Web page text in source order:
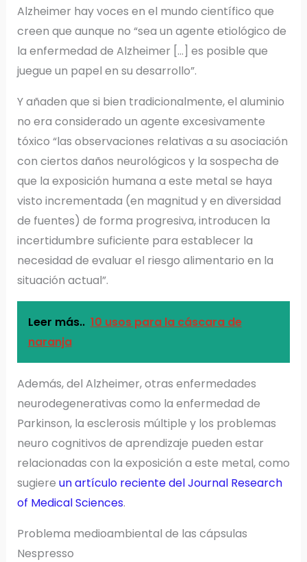
Alzheimer hay voces en el mundo científico que
creen que aunque no “sea un agente etiológico de
la enfermedad de Alzheimer […] es posible que
juegue un papel en su desarrollo”.
Y añaden que si bien tradicionalmente, el aluminio
no era considerado un agente excesivamente
tóxico “las observaciones relativas a su asociación
con ciertos daños neurológicos y la sospecha de
que la exposición humana a este metal se haya
visto incrementada (en magnitud y en diversidad
de fuentes) de forma progresiva, introducen la
incertidumbre suficiente para establecer la
necesidad de evaluar el riesgo alimentario en la
situación actual”.
Leer más.. 10 usos para la cáscara de
naranja
Además, del Alzheimer, otras enfermedades
neurodegenerativas como la enfermedad de
Parkinson, la esclerosis múltiple y los problemas
neuro cognitivos de aprendizaje pueden estar
relacionadas con la exposición a este metal, como
sugiere un artículo reciente del Journal Research
of Medical Sciences.
Problema medioambiental de las cápsulas
Nespresso